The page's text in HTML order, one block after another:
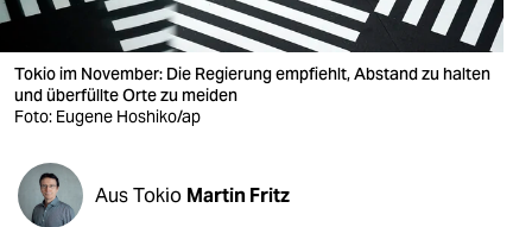
verlag
veranstaltungen
fragen & hilfe
Tokio im November: Die Regierung empfiehlt, Abstand zu halten
und überfüllte Orte zu meiden
Foto: Eugene Hoshiko/ap
Aus Tokio Martin Fritz